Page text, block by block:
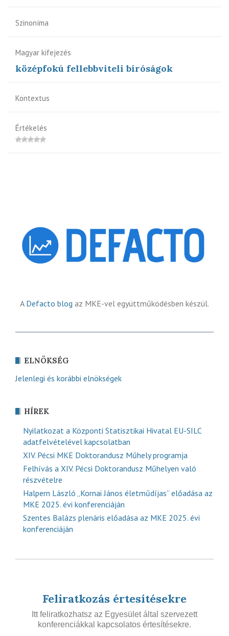
Szinoníma
Magyar kifejezés
középfokú fellebbviteli bíróságok
Kontextus
Értékelés
A Defacto blog az MKE-vel együttműködésben készül.
ELNÖKSÉG
Jelenlegi és korábbi elnökségek
HÍREK
Nyilatkozat a Központi Statisztikai Hivatal EU-SILC
adatfelvételével kapcsolatban
XIV. Pécsi MKE Doktorandusz Műhely programja
Felhívás a XIV. Pécsi Doktorandusz Műhelyen való
részvételre
Halpern László „Kornai János életműdíjas” előadása az
MKE 2025. évi konferenciáján
Szentes Balázs plenáris előadása az MKE 2025. évi
konferenciáján
Feliratkozás értesítésekre
Itt feliratkozhatsz az Egyesület által szervezett
konferenciákkal kapcsolatos értesítésekre.